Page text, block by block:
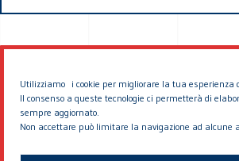
Utilizziamo i cookie per migliorare la tua esperienza
Il consenso a queste tecnologie ci permetterà di
sempre aggiornato.
Non accettare può limitare la navigazione ad alcune
© 2026 EDDYBURG